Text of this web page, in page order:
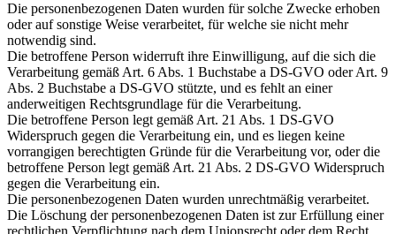
Die personenbezogenen Daten wurden für solche Zwecke erhoben
oder auf sonstige Weise verarbeitet, für welche sie nicht mehr
notwendig sind.
Die betroffene Person widerruft ihre Einwilligung, auf die sich die
Verarbeitung gemäß Art. 6 Abs. 1 Buchstabe a DS-GVO oder Art. 9
Abs. 2 Buchstabe a DS-GVO stützte, und es fehlt an einer
anderweitigen Rechtsgrundlage für die Verarbeitung.
Die betroffene Person legt gemäß Art. 21 Abs. 1 DS-GVO
Widerspruch gegen die Verarbeitung ein, und es liegen keine
vorrangigen berechtigten Gründe für die Verarbeitung vor, oder die
betroffene Person legt gemäß Art. 21 Abs. 2 DS-GVO Widerspruch
gegen die Verarbeitung ein.
Die personenbezogenen Daten wurden unrechtmäßig verarbeitet.
Die Löschung der personenbezogenen Daten ist zur Erfüllung einer